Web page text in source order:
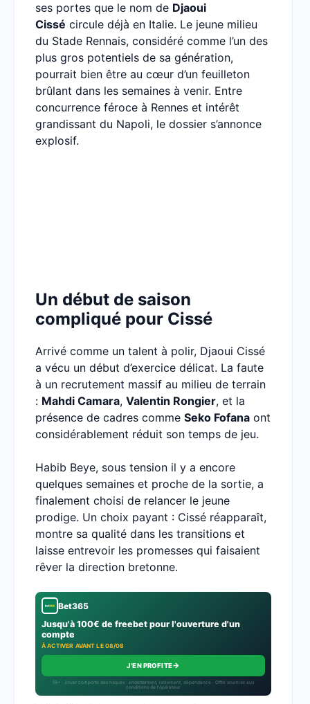
ses portes que le nom de Djaoui
Cissé circule déjà en Italie. Le jeune milieu
du Stade Rennais, considéré comme l’un des
plus gros potentiels de sa génération,
pourrait bien être au cœur d’un feuilleton
brûlant dans les semaines à venir. Entre
concurrence féroce à Rennes et intérêt
grandissant du Napoli, le dossier s’annonce
explosif.
Un début de saison
compliqué pour Cissé
Arrivé comme un talent à polir, Djaoui Cissé
a vécu un début d’exercice délicat. La faute
à un recrutement massif au milieu de terrain
: Mahdi Camara, Valentin Rongier, et la
présence de cadres comme Seko Fofana ont
considérablement réduit son temps de jeu.
Habib Beye, sous tension il y a encore
quelques semaines et proche de la sortie, a
finalement choisi de relancer le jeune
prodige. Un choix payant : Cissé réapparaît,
montre sa qualité dans les transitions et
laisse entrevoir les promesses qui faisaient
rêver la direction bretonne.
Bet365
Jusqu'à 100€ de freebet pour l'ouverture d'un
compte
À ACTIVER AVANT LE 08/08
J'EN PROFITE→
18+ · Jouer comporte des risques : endettement, isolement, dépendance · Offre soumise aux
conditions de l’opérateur.